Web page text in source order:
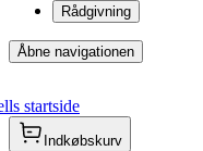
Rådgivning
Åbne navigationen
startside
Indkøbskurv